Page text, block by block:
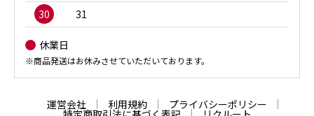
30
31
休業日
※商品発送はお休みさせていただいております。
運営会社 利用規約 プライバシーポリシー